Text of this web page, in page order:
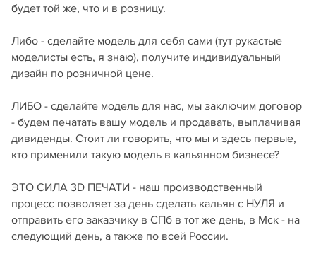
будет той же, что и в розницу.
Либо - сделайте модель для себя сами (тут рукастые
моделисты есть, я знаю), получите индивидуальный
дизайн по розничной цене.
ЛИБО - сделайте модель для нас, мы заключим договор
- будем печатать вашу модель и продавать, выплачивая
дивиденды. Стоит ли говорить, что мы и здесь первые,
кто применили такую модель в кальянном бизнесе?
ЭТО СИЛА 3D ПЕЧАТИ - наш производственный
процесс позволяет за день сделать кальян с НУЛЯ и
отправить его заказчику в СПб в тот же день, в Мск - на
следующий день, а также по всей России.